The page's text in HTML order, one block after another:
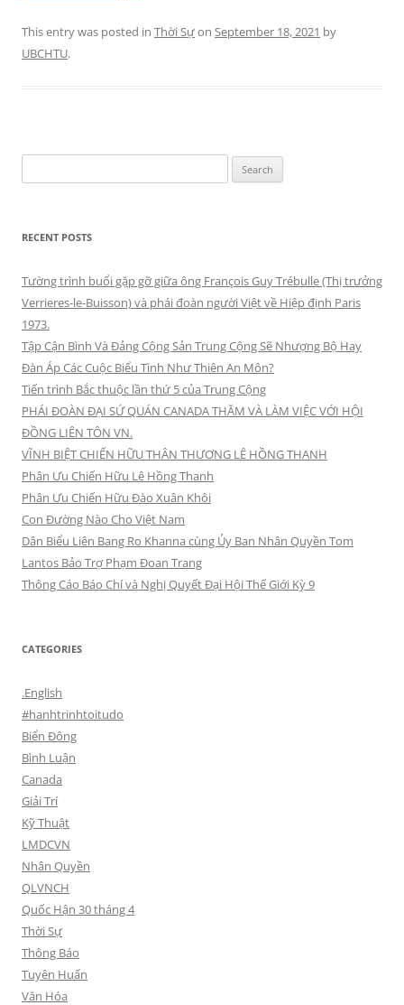
This entry was posted in Thời Sựon September 18, 2021 by
UBCHTU.
for:
RECENT POSTS
Tường trình buổi gặp gỡ giữa ông François Guy Trébulle (Thị trưởng
Verrieres-le-Buisson) và phái đoàn người Việt về Hiệp định Paris
1973.
Tập Cận Bình Và Đảng Cộng Sản Trung Cộng Sẽ Nhượng Bộ Hay
Đàn Áp Các Cuộc Biểu Tình Như Thiên An Môn?
Tiến trình Bắc thuộc lần thứ 5 của Trung Cộng
PHÁI ĐOÀN ĐẠI SỨ QUÁN CANADA THĂM VÀ LÀM VIỆC VỚI HỘI
ĐỒNG LIÊN TÔN VN.
VĨNH BIỆT CHIẾN HỮU THÂN THƯƠNG LÊ HỒNG THANH
Phân Ưu Chiến Hữu Lê Hồng Thanh
Phân Ưu Chiến Hữu Đào Xuân Khôi
Con Đường Nào Cho Việt Nam
Dân Biểu Liên Bang Ro Khanna cùng Ủy Ban Nhân Quyền Tom
Lantos Bảo Trợ Phạm Đoan Trang
Thông Cáo Báo Chí và Nghị Quyết Đại Hội Thế Giới Kỳ 9
CATEGORIES
.English
#hanhtrinhtoitudo
Biển Đông
Bình Luận
Canada
Giải Trí
Kỹ Thuật
LMDCVN
Nhân Quyền
QLVNCH
Quốc Hận 30 tháng 4
Thời Sự
Thông Báo
Tuyên Huấn
Văn Hóa